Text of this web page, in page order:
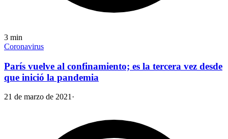
3 min
Coronavirus
París vuelve al confinamiento; es la tercera vez desde
que inició la pandemia
21 de marzo de 2021·